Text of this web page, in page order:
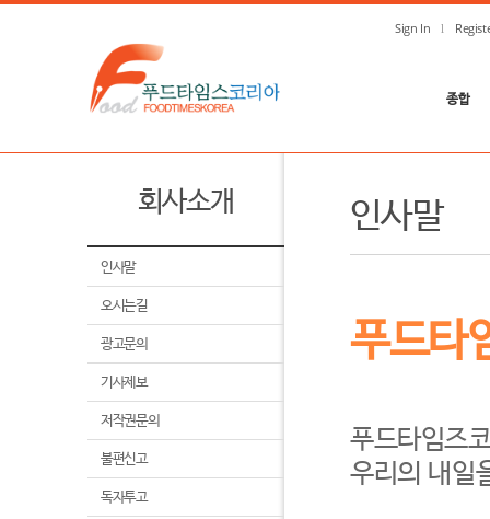
Sign In
종합
회사소개
인사말
오시는길
광고문의
기사제보
저작권문의
불편신고
독자투고
인사말
푸드타
푸드타임즈
우리의 내일